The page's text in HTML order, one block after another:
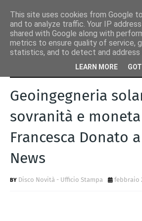
moneta digitale: Francesca Donato a Idea
Geoingegneria
sovranità e
Francesca Donato
News
Disco Novità - Ufficio Stampa febbraio
This site uses cookies from Google
and to analyze traffic. Your IP
shared with Google along with
metrics to ensure quality of service,
statistics, and to detect and address
LEARN MORE